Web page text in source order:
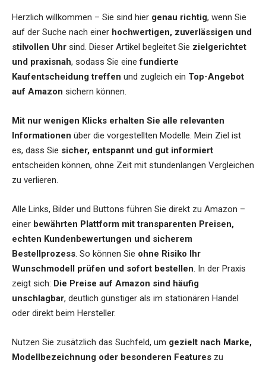
Herzlich willkommen – Sie sind hier genau richtig, wenn Sie
auf der Suche nach einer hochwertigen, zuverlässigen und
stilvollen Uhr sind. Dieser Artikel begleitet Sie zielgerichtet
und praxisnah, sodass Sie einefundierte
Kaufentscheidung treffen und zugleich ein Top-Angebot
auf Amazon sichern können.
Mit nur wenigen Klicks erhalten Sie alle relevanten
Informationen über die vorgestellten Modelle. Mein Ziel ist
es, dass Sie sicher, entspannt und gut informiert
entscheiden können, ohne Zeit mit stundenlangen Vergleichen
zu verlieren.
Alle Links, Bilder und Buttons führen Sie direkt zu Amazon –
einer bewährten Plattform mit transparenten Preisen,
echten Kundenbewertungen und sicherem
Bestellprozess. So können Sie ohne Risiko Ihr
Wunschmodell prüfen und sofort bestellen. In der Praxis
zeigt sich: Die Preise auf Amazon sind häufig
unschlagbar, deutlich günstiger als im stationären Handel
oder direkt beim Hersteller.
Nutzen Sie zusätzlich das Suchfeld, um gezielt nach Marke,
Modellbezeichnung oder besonderen Features zu